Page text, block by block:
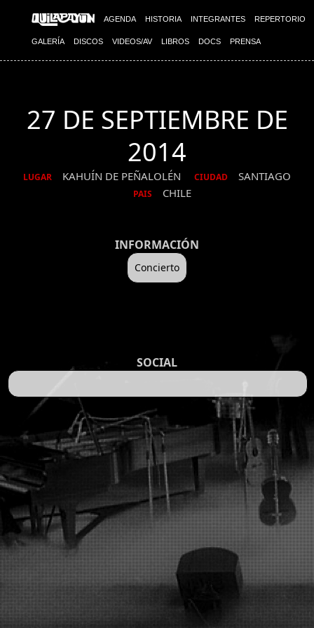
AGENDA HISTORIA INTEGRANTES REPERTORIO
GALERÍA DISCOS VIDEOS/AV LIBROS DOCS PRENSA
27 DE SEPTIEMBRE DE
2014
LUGAR KAHUÍN DE PEÑALOLÉN CIUDAD SANTIAGO
PAIS CHILE
INFORMACIÓN
Concierto
SOCIAL